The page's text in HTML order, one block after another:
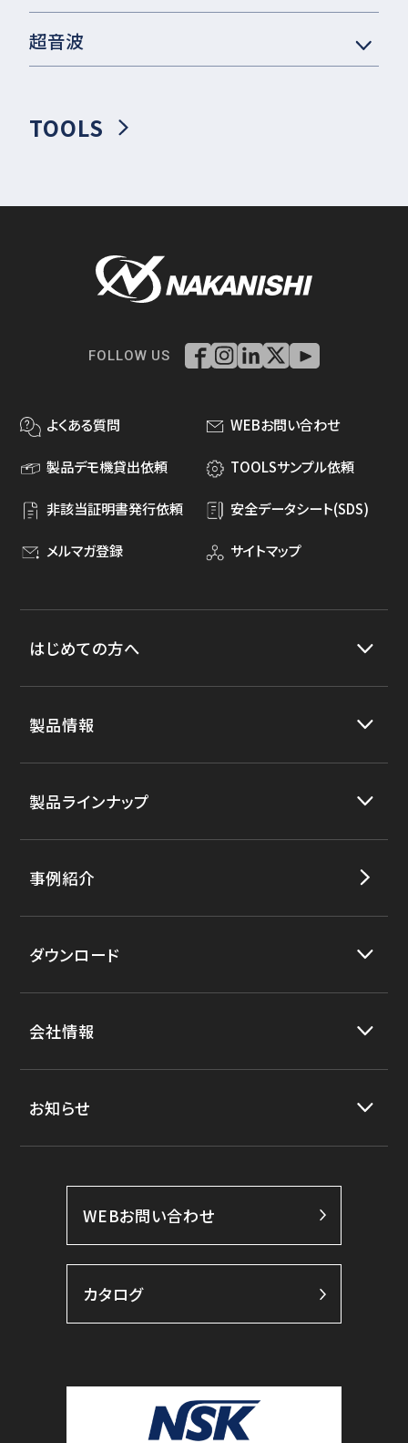
超音波
TOOLS
FOLLOW US
よくある質問 WEBお問い合わせ
製品デモ機貸出依頼 TOOLSサンプル依頼
非該当証明書発行依頼 安全データシート(SDS)
メルマガ登録 サイトマップ
はじめての方へ
製品情報
製品ラインナップ
事例紹介
ダウンロード
会社情報
お知らせ
WEBお問い合わせ
カタログ